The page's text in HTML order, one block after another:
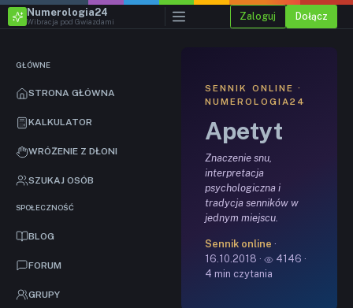
GŁÓWNE
STRONA GŁÓWNA
KALKULATOR
WRÓŻENIE Z DŁONI
SZUKAJ OSÓB
SPOŁECZNOŚĆ
BLOG
FORUM
GRUPY
Numerologia24
Wibracja pod Gwiazdami Zaloguj Dołącz
SENNIK ONLINE ·
NUMEROLOGIA24
Apetyt
Znaczenie snu,
interpretacja
psychologiczna i
tradycja senników w
jednym miejscu.
Sennik online ·
16.10.2018 ·
4146 ·
4 min czytania